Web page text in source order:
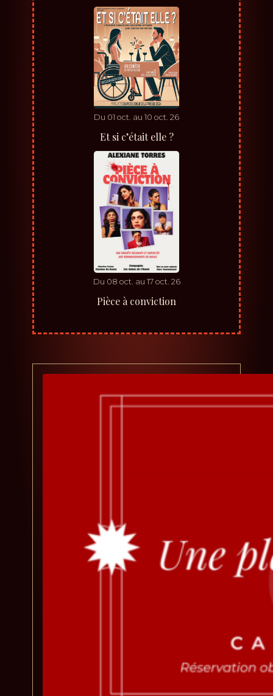
Du 01 oct. au 10 oct. 26
Et si c’était elle ?
Du 08 oct. au 17 oct. 26
Pièce à conviction